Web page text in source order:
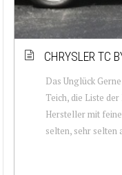
CHRYSLER TC
Das Unglück
Teich, die Liste
Hersteller mit
selten, sehr selten